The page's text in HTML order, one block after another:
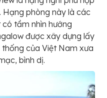
Hạng phòng này là các
tầm nhìn hướng
được xây dựng lấy
của Việt Nam xưa
bình dị.